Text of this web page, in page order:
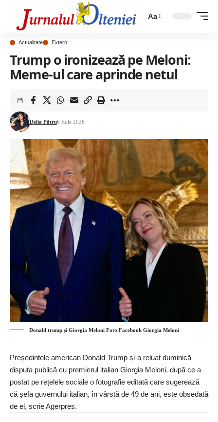
Aa
Actualitate Extern
Trump o ironizează pe Meloni:
Meme-ul care aprinde netul
Delia Pătru6 Iulie 2026
Donald trump și Giorgia Meloni Foto Facebook Giorgia Meloni
Președintele american Donald Trump și-a reluat duminică
disputa publică cu premierul italian Giorgia Meloni, după ce a
postat pe rețelele sociale o fotografie editată care sugerează
că șefa guvernului italian, în vârstă de 49 de ani, este obsedată
de el, scrieAgerpres.